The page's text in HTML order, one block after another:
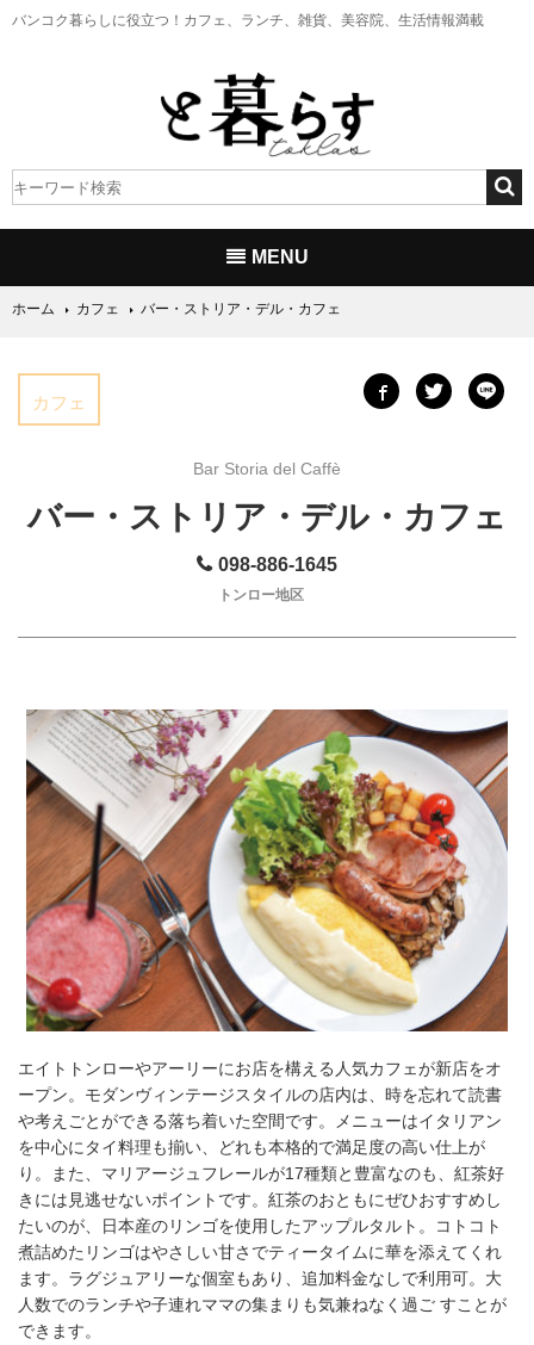
バンコク暮らしに役立つ！ カフェ、ランチ、雑貨、美容院、生活情報満載
MENU
ホーム カフェ バー・ストリア・デル・カフェ
カフェ
Bar Storia del Caffè
バー・ストリア・デル・カフェ
098-886-1645
トンロー地区
エイトトンローやアーリーにお店を構える人気カフェが新店をオ
ープン。モダンヴィンテージスタイルの店内は、時を忘れて読書
や考えごとができる落ち着いた空間です。メニューはイタリアン
を中心にタイ料理も揃い、どれも本格的で満足度の高い仕上が
り。また、マリアージュフレールが17種類と豊富なのも、紅茶好
きには見逃せないポイントです。紅茶のおともにぜひおすすめし
たいのが、日本産のリンゴを使用したアップルタルト。コトコト
煮詰めたリンゴはやさしい甘さでティータイムに華を添えてくれ
ます。ラグジュアリーな個室もあり、追加料金なしで利用可。大
人数でのランチや子連れママの集まりも気兼ねなく過ご すことが
できます。